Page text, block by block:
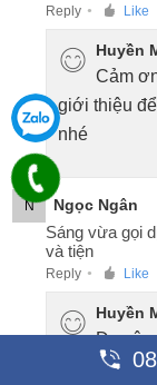
Reply ● Like
Huyền
Cảm
giới thiệu
nhé
N Ngọc Ngân
Sáng vừa gọi
và tiện
Reply ● Like
Huyền
Dạ
hương gửi